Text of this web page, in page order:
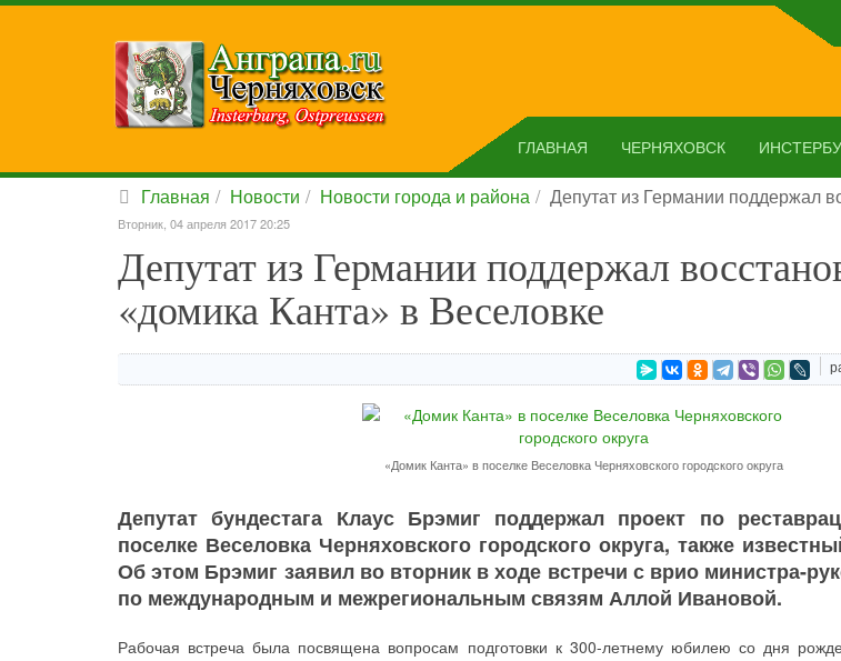
ГЛАВНАЯ ЧЕРНЯХОВСК
Главная Новости Новости города и района Депутат из Германии поддержал
Вторник, 04 апреля 2017 20:25
Депутат из Германии поддержал
«домика Канта» в Веселовке
«Домик Канта» в поселке Веселовка Черняховского городского округа
Депутат бундестага Клаус Брэмиг поддержал проект по
поселке Веселовка Черняховского городского округа, также
Об этом Брэмиг заявил во вторник в ходе встречи с врио министра-
по международным и межрегиональным связям Аллой Ивановой.
Рабочая встреча была посвящена вопросам подготовки к 300-летнему юбилею со дня